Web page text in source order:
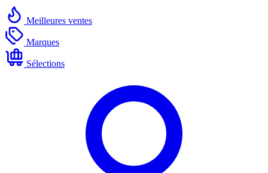
Meilleures ventes
Marques
Sélections